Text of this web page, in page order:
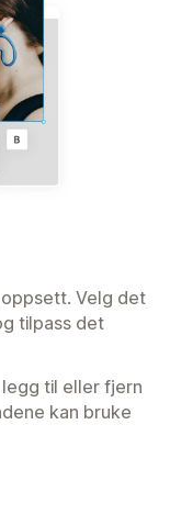
Velg det
tilpass det
til eller fjern
kan bruke